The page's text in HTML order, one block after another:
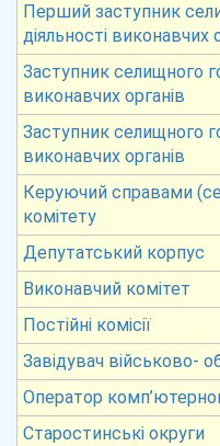
Перший заступник
діяльності виконавчих
Заступник селищного
виконавчих органів
Заступник селищного
виконавчих органів
Керуючий справами
комітету
Депутатський корпус
Виконавчий комітет
Постійні комісії
Завідувач військово-
Оператор
Старостинські округи